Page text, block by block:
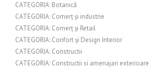
CATEGORIA: Botanică
CATEGORIA: Comerț și industrie
CATEGORIA: Comerț și Retail
CATEGORIA: Confort și Design Interior
CATEGORIA: Constructii
CATEGORIA: Constructii si amenajari exterioare